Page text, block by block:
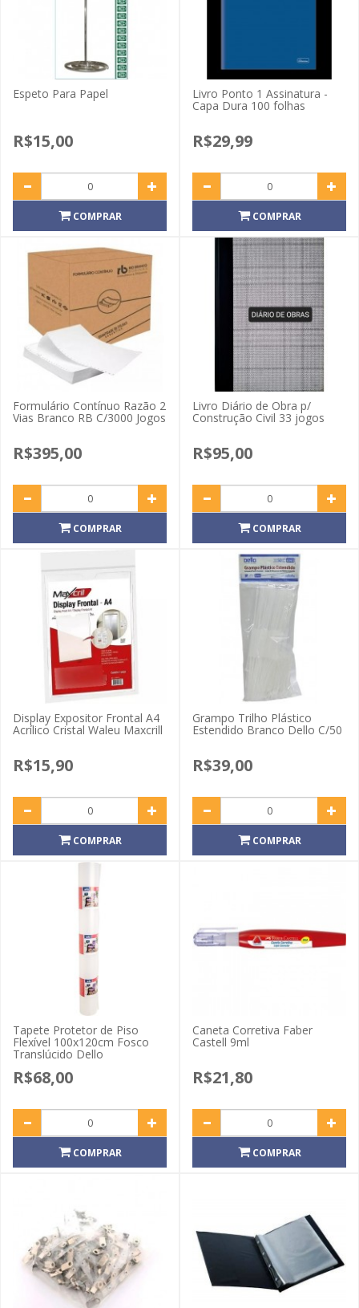
Espeto Para Papel
R$15,00
COMPRAR
Livro Ponto 1 Assinatura -
Capa Dura 100 folhas
R$29,99
COMPRAR
Formulário Contínuo Razão 2
Vias Branco RB C/3000 Jogos
R$395,00
COMPRAR
Livro Diário de Obra p/
Construção Civil 33 jogos
R$95,00
COMPRAR
Display Expositor Frontal A4
Acrílico Cristal Waleu Maxcrill
R$15,90
COMPRAR
Grampo Trilho Plástico
Estendido Branco Dello C/50
R$39,00
COMPRAR
Tapete Protetor de Piso
Flexível 100x120cm Fosco
Translúcido Dello
R$68,00
COMPRAR
Caneta Corretiva Faber
Castell 9ml
R$21,80
COMPRAR